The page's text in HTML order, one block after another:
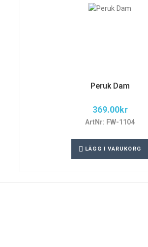
Peruk Dam
369.00kr
ArtNr: FW-1104
LÄGG I VARUKORG